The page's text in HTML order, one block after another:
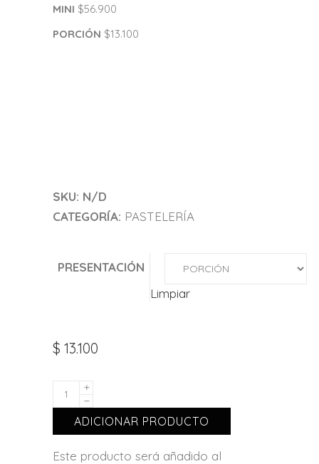
MINI $56.900
PORCIÓN $13.100
SKU: N/D
CATEGORÍA: PASTELERÍA
PRESENTACIÓN
Limpiar
$ 13.100
ADICIONAR PRODUCTO
Este producto será añadido al